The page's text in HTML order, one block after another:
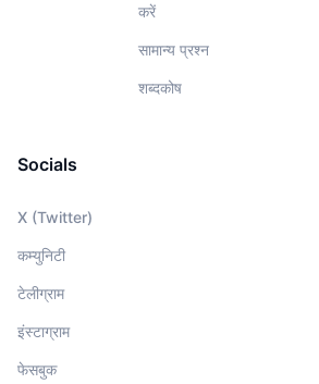
करें
सामान्य प्रश्न
शब्दकोष
Socials
X (Twitter)
कम्युनिटी
टेलीग्राम
इंस्टाग्राम
फेसबुक